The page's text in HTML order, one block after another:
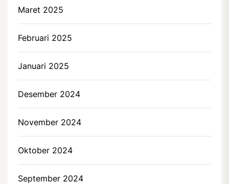
Maret 2025
Februari 2025
Januari 2025
Desember 2024
November 2024
Oktober 2024
September 2024